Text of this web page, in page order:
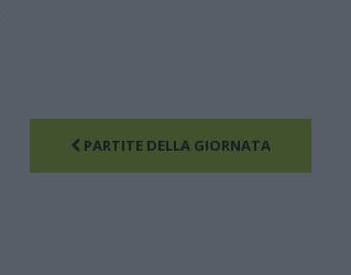
PARTITE DELLA GIORNATA